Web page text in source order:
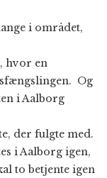
i området,
hvor en
Og
i Aalborg
der fulgte med.
i Aalborg igen,
to betjente igen